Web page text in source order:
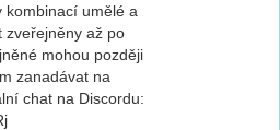
kombinací umělé a
zveřejněny až po
mohou později
zanadávat na
chat na Discordu: